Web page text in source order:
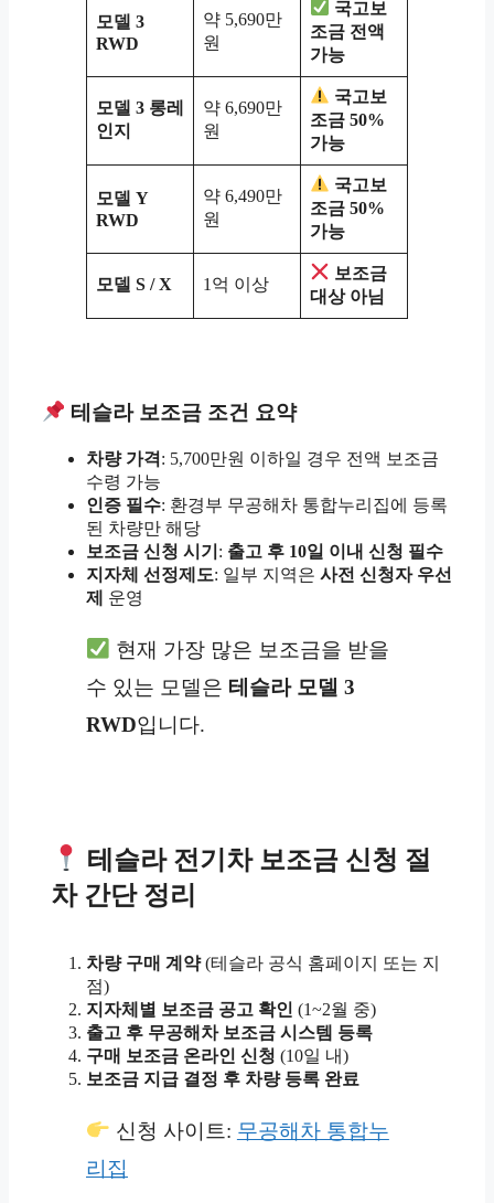
모델 3
RWD
약 5,690만
원
국고보
조금 전액
가능
모델 3 롱레
인지
약 6,690만
원
국고보
조금 50%
가능
모델 Y
RWD
약 6,490만
원
국고보
조금 50%
가능
모델 S / X 1억 이상
보조금
대상 아님
테슬라 보조금 조건 요약
차량 가격 : 5,700만원 이하일 경우 전액 보조금
수령 가능
인증 필수: 환경부 무공해차 통합누리집에 등록
된 차량만 해당
보조금 신청 시기 : 출고 후 10일 이내 신청 필수
지자체 선정제도: 일부 지역은 사전 신청자 우선
제
운영
현재 가장 많은 보조금을 받을
수 있는 모델은 테슬라 모델 3
RWD입니다.
테슬라 전기차 보조금 신청 절
차 간단 정리
차량 구매 계약(테슬라 공식 홈페이지 또는 지
점)
지자체별 보조금 공고 확인 (1~2월 중)
출고 후 무공해차 보조금 시스템 등록
구매 보조금 온라인 신청 (10일 내)
보조금 지급 결정 후 차량 등록 완료
신청 사이트: 무공해차 통합누
리집